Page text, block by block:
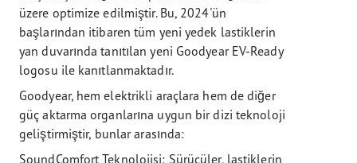
üzere optimize edilmiştir. Bu, 2024'ün
başlarından itibaren tüm yeni yedek lastiklerin
yan duvarında tanıtılan yeni Goodyear EV-Ready
logosu ile kanıtlanmaktadır.
Goodyear, hem elektrikli araçlara hem de diğer
güç aktarma organlarına uygun bir dizi teknoloji
geliştirmiştir, bunlar arasında:
SoundComfort Teknolojisi: Sürücüler, lastiklerin